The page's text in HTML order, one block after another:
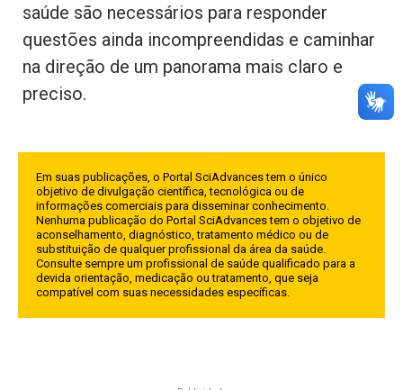
saúde são necessários para responder
questões ainda incompreendidas e caminhar
na direção de um panorama mais claro e
preciso.
Em suas publicações, o Portal SciAdvances tem o único
objetivo de divulgação científica, tecnológica ou de
informações comerciais para disseminar conhecimento.
Nenhuma publicação do Portal SciAdvances tem o objetivo de
aconselhamento, diagnóstico, tratamento médico ou de
substituição de qualquer profissional da área da saúde.
Consulte sempre um profissional de saúde qualificado para a
devida orientação, medicação ou tratamento, que seja
compatível com suas necessidades específicas.